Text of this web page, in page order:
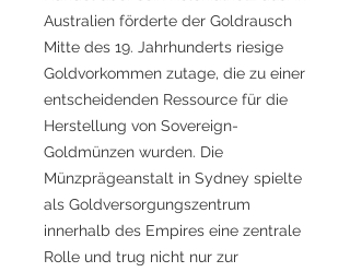
Australien förderte der Goldrausch
Mitte des 19. Jahrhunderts riesige
Goldvorkommen zutage, die zu einer
entscheidenden Ressource für die
Herstellung von Sovereign-
Goldmünzen wurden. Die
Münzprägeanstalt in Sydney spielte
als Goldversorgungszentrum
innerhalb des Empires eine zentrale
Rolle und trug nicht nur zur